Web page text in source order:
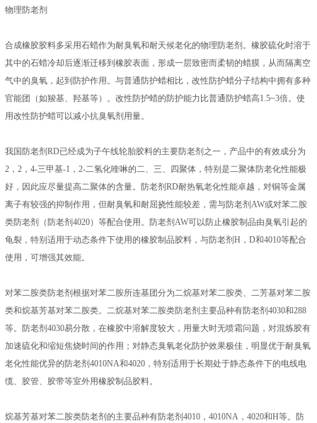
物理防老剂
合成橡胶胶料多采用石蜡作为耐臭氧和耐天候老化的物理防老剂。橡胶硫化时溶于
其中的石蜡冷却后逐渐迁移到橡胶表面，形成一层致密而柔韧的蜡膜，从而隔离空
气中的臭氧，起到防护作用。与普通防护蜡相比，改性防护蜡分子结构中拥有多种
官能团（如羧基、羟基等）。改性防护蜡的防护能力比普通防护蜡高1.5~3倍。使
用改性防护蜡可以减小抗臭氧剂用量。
我国防老剂RD已经成为子午线轮胎胶料的主要防老剂之一，产品中的有效成分为
2，2，4-三甲基-1，2-二氢化喹啉的二、三、四聚体，特别是二聚体防老化性能极
好，因此应尽量提高二聚体的含量。防老剂RD耐热氧老化性能卓越，对铜等金属
离子有较强的抑制作用，但耐臭氧和耐屈挠性能较差，需与防老剂AW或对苯二胺
类防老剂（防老剂4020）等配合使用。防老剂AW可以防止橡胶制品由臭氧引起的
龟裂，特别适用于动态条件下使用的橡胶制品胶料，与防老剂H，D和4010等配合
使用，可增强其效能。
对苯二胺类防老剂根据对苯二胺所连基团分为二烷基对苯二胺类、二芳基对苯二胺
类和烷基芳基对苯二胺类。二烷基对苯二胺类防老剂主要品种有防老剂4030和288
等。防老剂4030易分散，在橡胶中溶解度较大，用量大时无喷霜问题，对混炼胶有
加速硫化和缩短焦烧时间的作用；对静态臭氧老化防护效果极佳，明显优于耐臭氧
老化性能优异的防老剂4010NA和4020，特别适用于长期处于静态条件下的电线电
缆、胶管、胶带等室外用橡胶制品胶料。
烷基芳基对苯二胺类防老剂的主要品种有防老剂4010，4010NA，4020和H等。防